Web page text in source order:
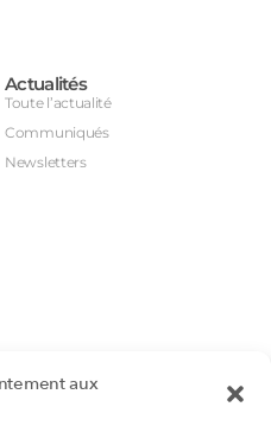
aux
Actualités
Toute l’actualité
Communiqués
Newsletters